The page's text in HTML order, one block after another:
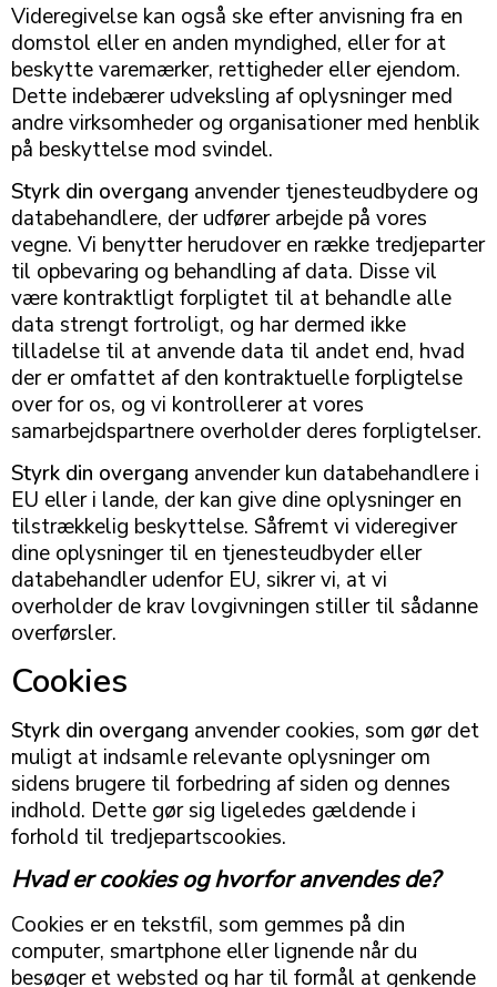
Videregivelse kan også ske efter anvisning fra en
domstol eller en anden myndighed, eller for at
beskytte varemærker, rettigheder eller ejendom.
Dette indebærer udveksling af oplysninger med
andre virksomheder og organisationer med henblik
på beskyttelse mod svindel.
Styrk din overgang anvender tjenesteudbydere og
databehandlere, der udfører arbejde på vores
vegne. Vi benytter herudover en række tredjeparter
til opbevaring og behandling af data. Disse vil
være kontraktligt forpligtet til at behandle alle
data strengt fortroligt, og har dermed ikke
tilladelse til at anvende data til andet end, hvad
der er omfattet af den kontraktuelle forpligtelse
over for os, og vi kontrollerer at vores
samarbejdspartnere overholder deres forpligtelser.
Styrk din overgang anvender kun databehandlere i
EU eller i lande, der kan give dine oplysninger en
tilstrækkelig beskyttelse. Såfremt vi videregiver
dine oplysninger til en tjenesteudbyder eller
databehandler udenfor EU, sikrer vi, at vi
overholder de krav lovgivningen stiller til sådanne
overførsler.
Cookies
Styrk din overgang anvender cookies, som gør det
muligt at indsamle relevante oplysninger om
sidens brugere til forbedring af siden og dennes
indhold. Dette gør sig ligeledes gældende i
forhold til tredjepartscookies.
Hvad er cookies og hvorfor anvendes de?
Cookies er en tekstfil, som gemmes på din
computer, smartphone eller lignende når du
besøger et websted og har til formål at genkende